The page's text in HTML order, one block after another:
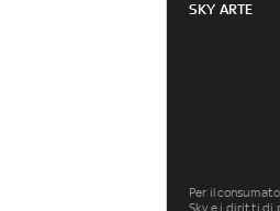
SKY ARTE
Per il